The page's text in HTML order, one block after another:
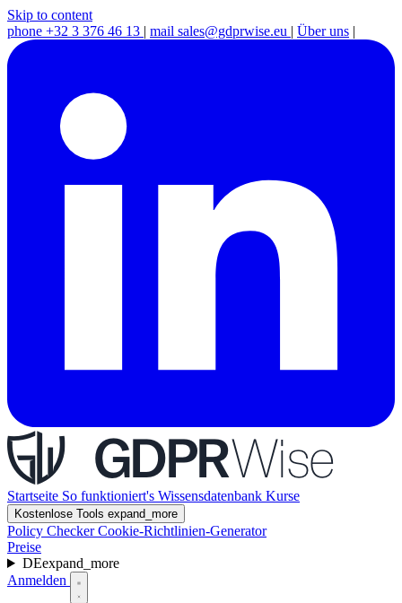
Skip to content
phone +32 3 376 46 13 | mail sales@gdprwise.eu | Über uns |
Startseite So funktioniert's Wissensdatenbank Kurse
Kostenlose Tools expand_more
Policy CheckerCookie-Richtlinien-Generator
Preise
DEexpand_more
Anmelden